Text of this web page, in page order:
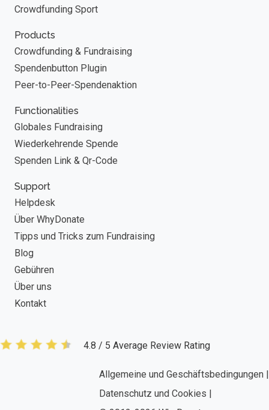
Crowdfunding Sport
Products
Crowdfunding & Fundraising
Spendenbutton Plugin
Peer-to-Peer-Spendenaktion
Functionalities
Globales Fundraising
Wiederkehrende Spende
Spenden Link & Qr-Code
Support
Helpdesk
Über WhyDonate
Tipps und Tricks zum Fundraising
Blog
Gebühren
Über uns
Kontakt
4.8 / 5 Average Review Rating
Allgemeine und Geschäftsbedingungen |
Datenschutz und Cookies |